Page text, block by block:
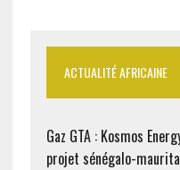
ACTUALITÉ AFRICAINE
Gaz GTA : Kosmos
projet sénégalo-